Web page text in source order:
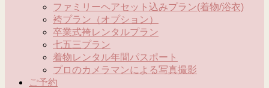
ファミリーヘアセット込みプラン(着物/浴衣)
袴プラン（オプション）
卒業式袴レンタルプラン
七五三プラン
着物レンタル年間パスポート
プロのカメラマンによる写真撮影
ご予約